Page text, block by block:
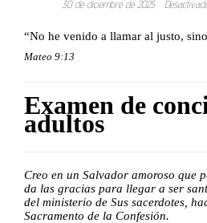
30 de diciembre de 2025
“No he venido a llamar al justo,
Mateo 9:13
Examen de
adultos
Creo en un Salvador amoroso que
da las gracias para llegar a ser
del ministerio de Sus sacerdotes,
Sacramento de la Confesión.